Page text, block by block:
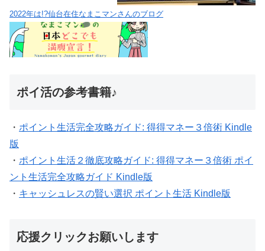
2022年は!?仙台在住なまこマンさんのブログ
ポイ活の参考書籍♪
・ ポイント生活完全攻略ガイド: 得得マネー３倍術 Kindle
版
・ ポイント生活２徹底攻略ガイド: 得得マネー３倍術 ポイ
ント生活完全攻略ガイド Kindle版
・ キャッシュレスの賢い選択 ポイント生活 Kindle版
応援クリックお願いします